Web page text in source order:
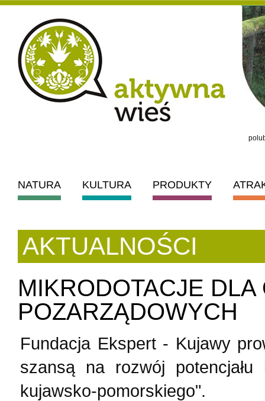
NATURA KULTURA PRODUKTY
AKTUALNOŚCI
MIKRODOTACJE
POZARZĄDOWYCH
Fundacja Ekspert - Kujawy
szansą na rozwój
kujawsko-pomorskiego".